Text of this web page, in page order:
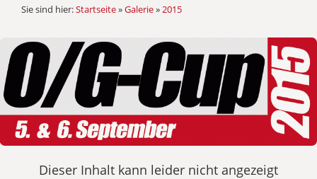
Sie sind hier:Startseite»Galerie»2015
Dieser Inhalt kann leider nicht angezeigt